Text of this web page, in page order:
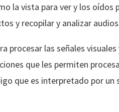
la vista para ver y los oídos
y recopilar y analizar
procesar las señales
que les permiten
que es interpretado por